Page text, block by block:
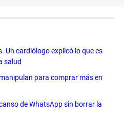
Un cardiólogo explicó lo que es
salud
para comprar más en
de WhatsApp sin borrar la